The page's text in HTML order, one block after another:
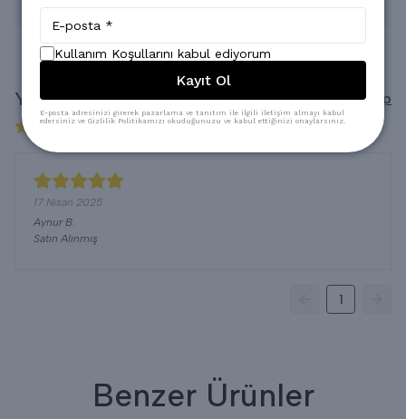
* Kuru Temizlemeye verilebilir.
Yorumlar Yorum Yap
1 değerlendirmeye göre
17 Nisan 2025
Aynur B.
Satın Alınmış
1
Benzer Ürünler
Kullanım Koşullarını kabul ediyorum
Kayıt Ol
E-posta adresinizi girerek pazarlama ve tanıtım ile ilgili iletişim almayı kabul
edersiniz ve Gizlilik Politikamızı okuduğunuzu ve kabul ettiğinizi onaylarsınız.